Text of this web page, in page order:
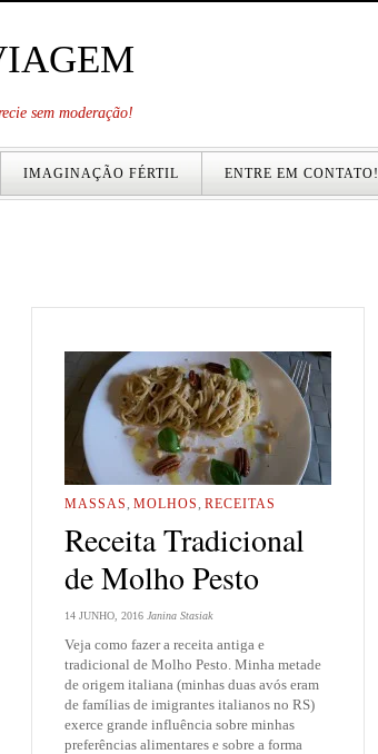
sem moderação!
IMAGINAÇÃO FÉRTIL ENTRE EM CONTATO!
MASSAS, MOLHOS, RECEITAS
Receita Tradicional
de Molho Pesto
14 JUNHO, 2016 Janina Stasiak
Veja como fazer a receita antiga e
tradicional de Molho Pesto. Minha metade
de origem italiana (minhas duas avós eram
de famílias de imigrantes italianos no RS)
exerce grande influência sobre minhas
preferências alimentares e sobre a forma